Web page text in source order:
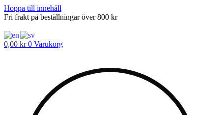
Hoppa till innehåll
Fri frakt på beställningar över 800 kr
0,00 kr 0 Varukorg